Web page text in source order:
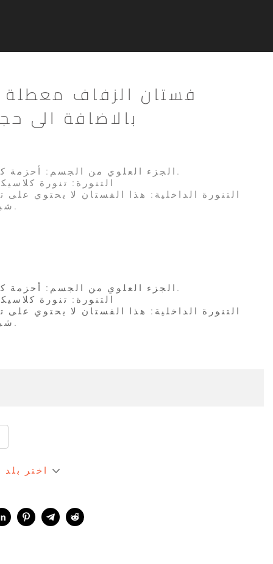
بالاضافة الى
* الجزء العلوي من الجسم: أحزمة كتف مطوية من الأعلى.
* التنورة: تنورة
شبكات صلبة تحت التنورة.
* الجزء العلوي من الجسم: أحزمة كتف مطوية من الأعلى.
* التنورة: تنورة
شبكات صلبة تحت التنورة.
اختر